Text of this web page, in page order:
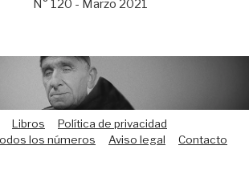
N° 120 - Marzo 2021
Libros
Política de privacidad
los números Aviso legal Contacto